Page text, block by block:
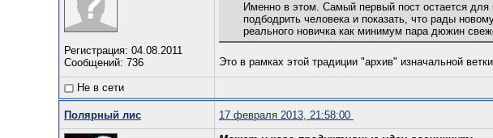
Регистрация: 04.08.2011
Сообщений: 736
Именно в этом. Самый первый пост остается
подбодрить человека и показать, что рады
реального новичка как минимум пара дюжин
Это в рамках этой традиции "архив" изначальной
Не в сети
Полярный лис 17 февраля 2013, 21:58:00